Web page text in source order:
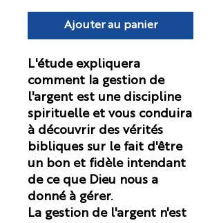
Ajouter au panier
L'étude expliquera
comment la gestion de
l'argent est une discipline
spirituelle et vous conduira
à découvrir des vérités
bibliques sur le fait d'être
un bon et fidèle intendant
de ce que Dieu nous a
donné à gérer.
La gestion de l'argent n'est